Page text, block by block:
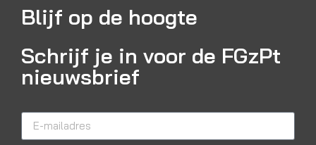
Blijf op de hoogte
Schrijf je in voor de FGzPt
nieuwsbrief